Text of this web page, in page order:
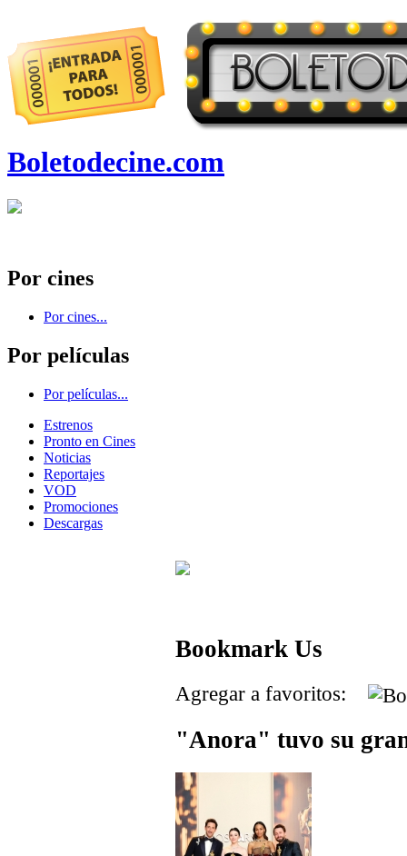
Boletodecine.com
Por cines
Por cines...
Por películas
Por películas...
Estrenos
Pronto en Cines
Noticias
Reportajes
VOD
Promociones
Descargas
Bookmark Us
Agregar a favoritos:
"Anora" tuvo su